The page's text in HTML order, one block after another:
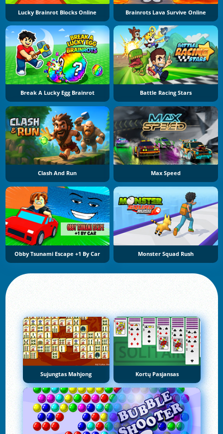
Lucky Brainrot Blocks Online Brainrots Lava Survive Online
Break A Lucky Egg Brainrot Battle Racing Stars
Clash And Run Max Speed
Obby Tsunami Escape +1 By Car Monster Squad Rush
Sujungtas Mahjong Kortų Pasjansas